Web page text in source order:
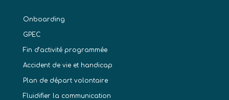
Onboarding
GPEC
Fin d’activité programmée
Accident de vie et handicap
Plan de départ volontaire
Fluidifier la communication